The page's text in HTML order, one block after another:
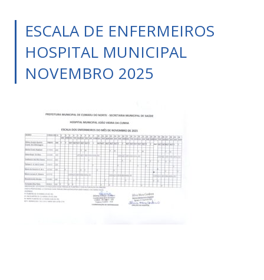
ESCALA DE ENFERMEIROS
HOSPITAL MUNICIPAL
NOVEMBRO 2025